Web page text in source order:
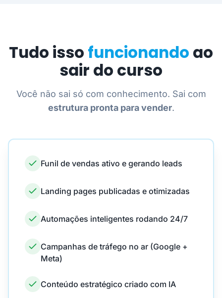
Tudo isso funcionando ao
sair do curso
Você não sai só com conhecimento. Sai com
estrutura pronta para vender.
Funil de vendas ativo e gerando leads
Landing pages publicadas e otimizadas
Automações inteligentes rodando 24/7
Campanhas de tráfego no ar (Google +
Meta)
Conteúdo estratégico criado com IA